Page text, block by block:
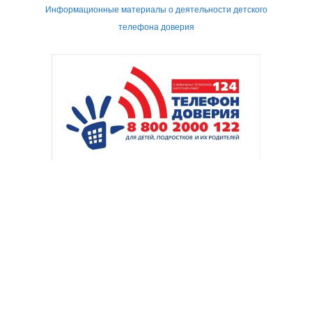
Информационные материалы о деятельности детского
телефона доверия